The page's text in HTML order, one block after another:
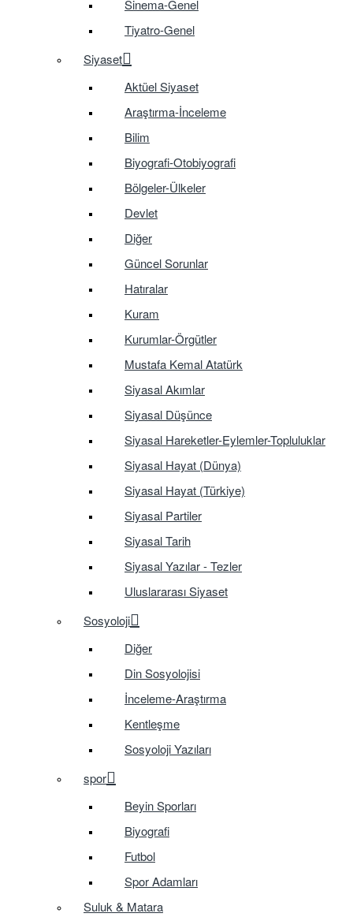
Sinema-Genel
Tiyatro-Genel
Siyaset
Aktüel Siyaset
Araştırma-İnceleme
Bilim
Biyografi-Otobiyografi
Bölgeler-Ülkeler
Devlet
Diğer
Güncel Sorunlar
Hatıralar
Kuram
Kurumlar-Örgütler
Mustafa Kemal Atatürk
Siyasal Akımlar
Siyasal Düşünce
Siyasal Hareketler-Eylemler-Topluluklar
Siyasal Hayat (Dünya)
Siyasal Hayat (Türkiye)
Siyasal Partiler
Siyasal Tarih
Siyasal Yazılar - Tezler
Uluslararası Siyaset
Sosyoloji
Diğer
Din Sosyolojisi
İnceleme-Araştırma
Kentleşme
Sosyoloji Yazıları
spor
Beyin Sporları
Biyografi
Futbol
Spor Adamları
Suluk & Matara